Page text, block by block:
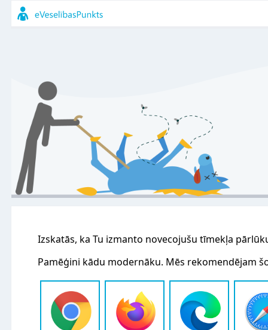
Izskatās, ka Tu izmanto novecojušu tīmekļa
Pamēģini kādu modernāku. Mēs rekomendējam